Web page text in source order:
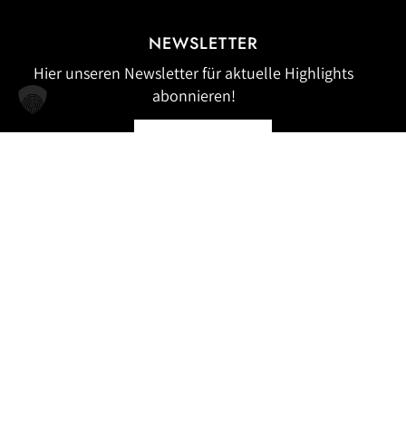
NEWSLETTER
Hier unseren Newsletter für aktuelle Highlights
abonnieren!